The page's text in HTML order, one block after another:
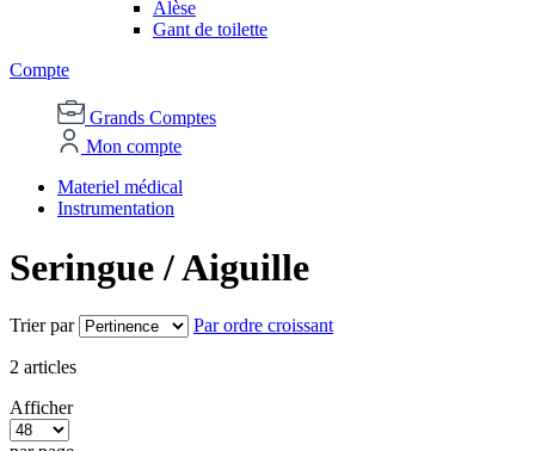
Alèse
Gant de toilette
Compte
Grands Comptes
Mon compte
Materiel médical
Instrumentation
Seringue / Aiguille
Trier par Par ordre croissant
2 articles
Afficher